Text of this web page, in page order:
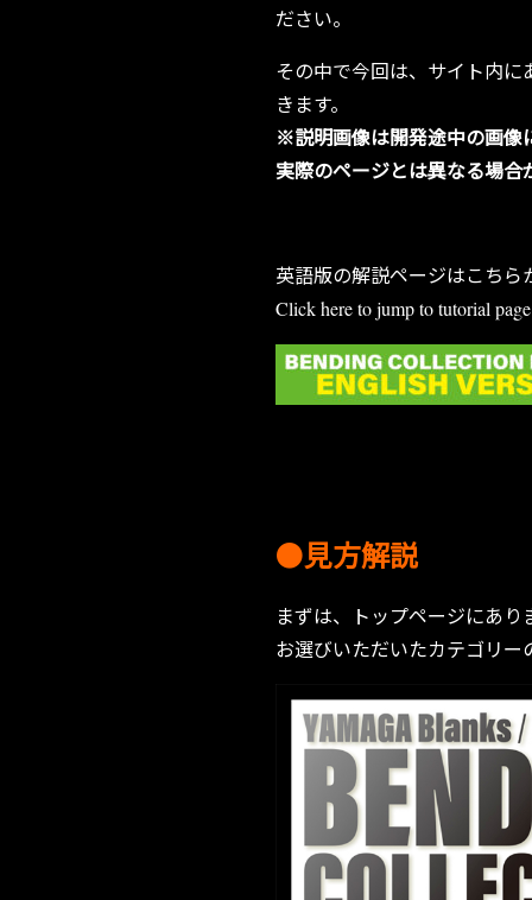
ださい。
その中で今回は、サイト内
きます。
※説明画像は開発途中の画像
実際のページとは異なる場
英語版の解説ページはこちら
Click here to jump to tutorial
●見方解説
まずは、トップページにあ
お選びいただいたカテゴリ